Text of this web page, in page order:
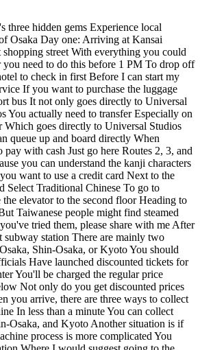
hidden gems Experience local
Osaka Day one: Arriving at Kansai
street With everything you could
need to do this before 1 PM To drop off
to check in first Before I can start my
If you want to purchase the luggage
bus It not only goes directly to Universal
You actually need to transfer Especially on
goes directly to Universal Studios
queue up and board directly When
with cash Just go here Routes 2, 3, and
you can understand the kanji characters
want to use a credit card Next to the
Select Traditional Chinese To go to
elevator to the second floor Heading to
Taiwanese people might find steamed
tried them, please share with me After
station There are mainly two
Shin-Osaka, or Kyoto You should
Have launched discounted tickets for
You'll be charged the regular price
Not only do you get discounted prices
you arrive, there are three ways to collect
In less than a minute You can collect
Osaka, and Kyoto Another situation is if
process is more complicated You